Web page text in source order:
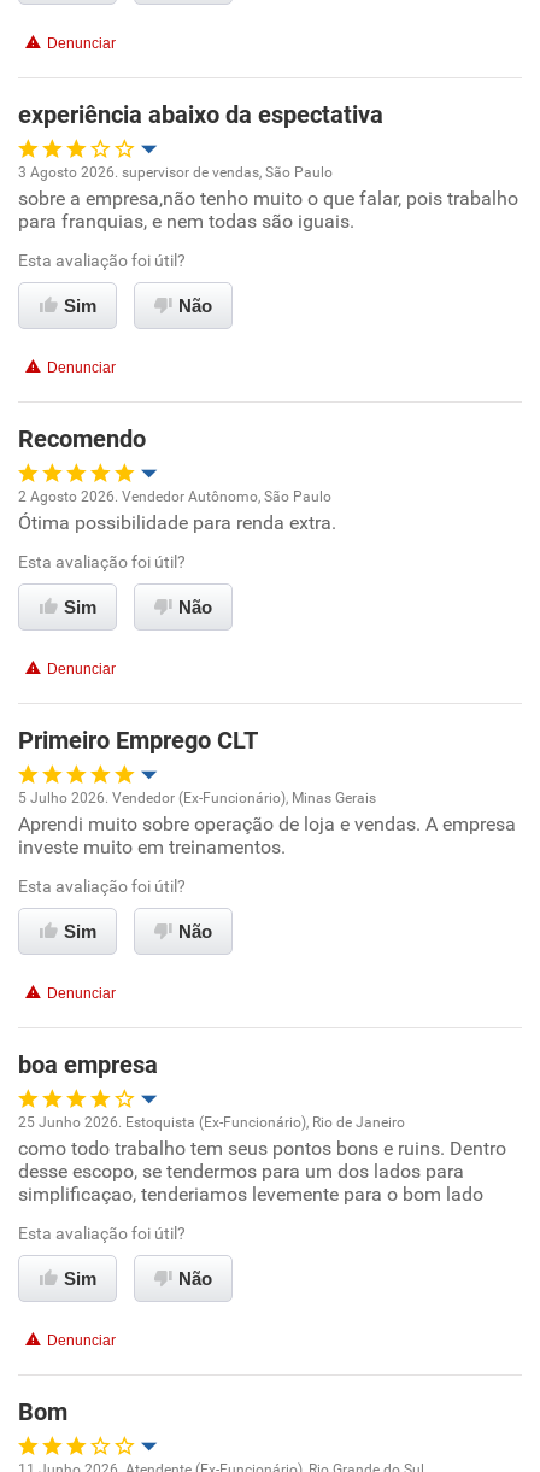
Benefícios
Recomenda esta empresa
Não recomenda a diretoria
Denunciar
experiência abaixo da espectativa
Oportunidade de promoção
Ambiente de trabalho
Conciliação com a vida familiar
Não recomenda esta empresa
Não recomenda a diretoria
3 Agosto 2026. supervisor de vendas, São Paulo
sobre a empresa,não tenho muito o que falar, pois trabalho
para franquias, e nem todas são iguais.
Esta avaliação foi útil?
Sim Não
Denunciar
Recomendo
Oportunidade de promoção
Ambiente de trabalho
Benefícios
Recomenda esta empresa
Recomenda a diretoria
2 Agosto 2026. Vendedor Autônomo, São Paulo
Ótima possibilidade para renda extra.
Esta avaliação foi útil?
Sim Não
Denunciar
Primeiro Emprego CLT
Oportunidade de promoção
Ambiente de trabalho
Conciliação com a vida familiar
Recomenda esta empresa
5 Julho 2026. Vendedor (Ex-Funcionário), Minas Gerais
Aprendi muito sobre operação de loja e vendas. A empresa
investe muito em treinamentos.
Esta avaliação foi útil?
Sim Não
Denunciar
boa empresa
Oportunidade de promoção
Ambiente de trabalho
Conciliação com a vida familiar
25 Junho 2026. Estoquista (Ex-Funcionário), Rio de Janeiro
como todo trabalho tem seus pontos bons e ruins. Dentro
desse escopo, se tendermos para um dos lados para
simplificaçao, tenderiamos levemente para o bom lado
Esta avaliação foi útil?
Sim Não
Denunciar
Bom